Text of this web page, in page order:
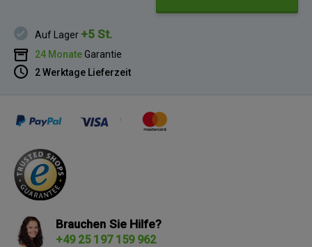
Auf Lager +5 St.
24 MonateGarantie
2 Werktage Lieferzeit
Brauchen Sie Hilfe?
+49 25 197 159 962